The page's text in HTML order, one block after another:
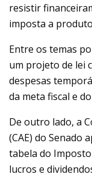
resistir
imposta a
Entre os temas
um projeto de lei
despesas
da meta fiscal e
De outro lado, a
(CAE) do Senado
tabela do
lucros e